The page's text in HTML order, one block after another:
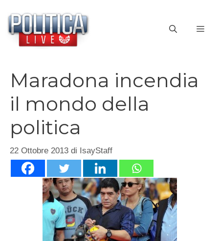
contenuto
Maradona incendia
il mondo della
politica
22 Ottobre 2013 di IsayStaff